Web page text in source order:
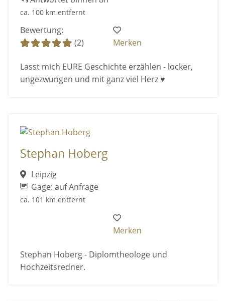
ca. 100 km entfernt
Bewertung:
(2)
Merken
Lasst mich EURE Geschichte erzählen - locker,
ungezwungen und mit ganz viel Herz ♥
Stephan Hoberg
Leipzig
Gage: auf Anfrage
ca. 101 km entfernt
Merken
Stephan Hoberg - Diplomtheologe und
Hochzeitsredner.